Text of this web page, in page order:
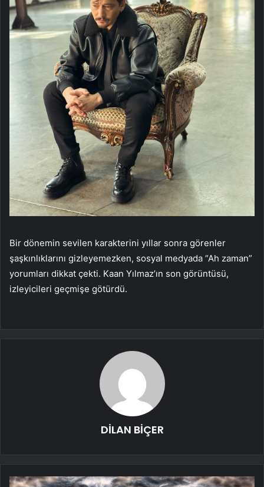
Bir dönemin sevilen karakterini yıllar sonra görenler
şaşkınlıklarını gizleyemezken, sosyal medyada “Ah zaman”
yorumları dikkat çekti. Kaan Yılmaz’ın son görüntüsü,
izleyicileri geçmişe götürdü.
DİLAN BİÇER